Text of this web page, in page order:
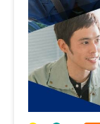
2026/